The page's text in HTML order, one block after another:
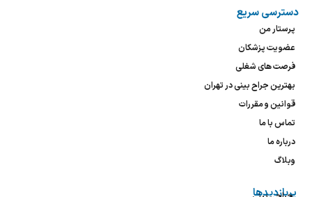
دسترسی سریع
پرستار من
عضویت پزشکان
فرصت های شغلی
بهترین جراح بینی در تهران
قوانین و مقررات
تماس با ما
درباره ما
وبلاگ
پربازدیدها